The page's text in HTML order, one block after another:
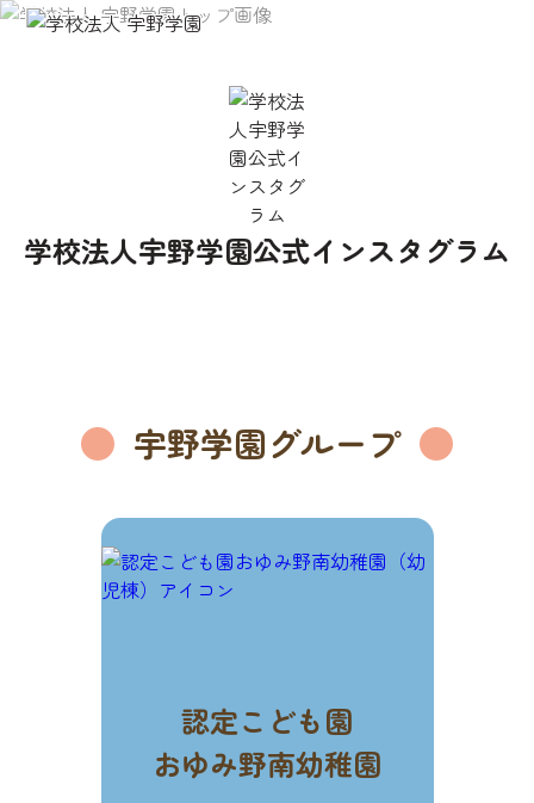
学
野
学学校法人宇野学園公式インスタグラム
宇野学園グループ
認定こども園
おゆみ野南幼稚園